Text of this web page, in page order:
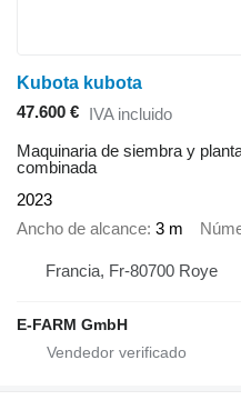
Kubota kubota
47.600 € IVA incluido
Maquinaria de siembra y
combinada
2023
Ancho de alcance 3 m
Francia, Fr-80700 Roye
E-FARM GmbH